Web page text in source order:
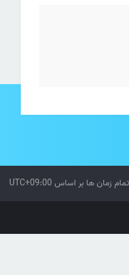
تمام زمان ها بر اساس UTC+09:00